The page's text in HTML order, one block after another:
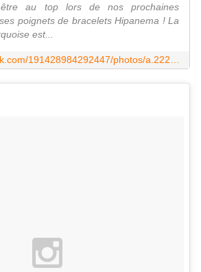
être au top lors de nos prochaines
poignets de bracelets Hipanema ! La
est...